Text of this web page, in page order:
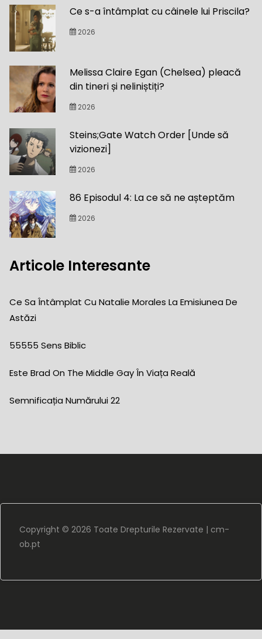
Ce s-a întâmplat cu câinele lui Priscila?
2026
Melissa Claire Egan (Chelsea) pleacă
din tineri și neliniștiți?
2026
Steins;Gate Watch Order [Unde să
vizionezi]
2026
86 Episodul 4: La ce să ne așteptăm
2026
Articole Interesante
Ce Sa Întâmplat Cu Natalie Morales La Emisiunea De
Astăzi
55555 Sens Biblic
Este Brad On The Middle Gay În Viața Reală
Semnificația Numărului 22
Copyright © 2026 Toate Drepturile Rezervate | cm-
ob.pt